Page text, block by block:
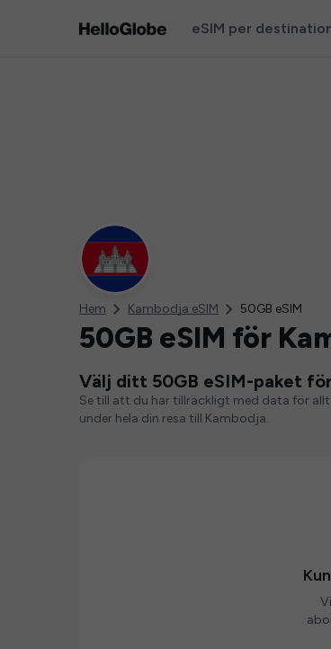
eSIM per
Hem Kambodja eSIM 50GB eSIM
50GB eSIM för
Välj ditt 50GB eSIM-paket
Se till att du har tillräckligt med data för
under hela din resa till Kambodja.